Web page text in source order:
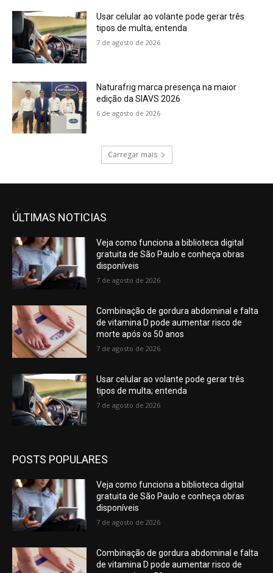
Usar celular ao volante pode gerar três
tipos de multa; entenda
7 de agosto de 2026
Naturafrig marca presença na maior
edição da SIAVS 2026
6 de agosto de 2026
Carregar mais
ÚLTIMAS NOTICIAS
Veja como funciona a biblioteca digital
gratuita de São Paulo e conheça obras
disponíveis
7 de agosto de 2026
Combinação de gordura abdominal e falta
de vitamina D pode aumentar risco de
morte após os 50 anos
7 de agosto de 2026
Usar celular ao volante pode gerar três
tipos de multa; entenda
7 de agosto de 2026
POSTS POPULARES
Veja como funciona a biblioteca digital
gratuita de São Paulo e conheça obras
disponíveis
7 de agosto de 2026
Combinação de gordura abdominal e falta
de vitamina D pode aumentar risco de